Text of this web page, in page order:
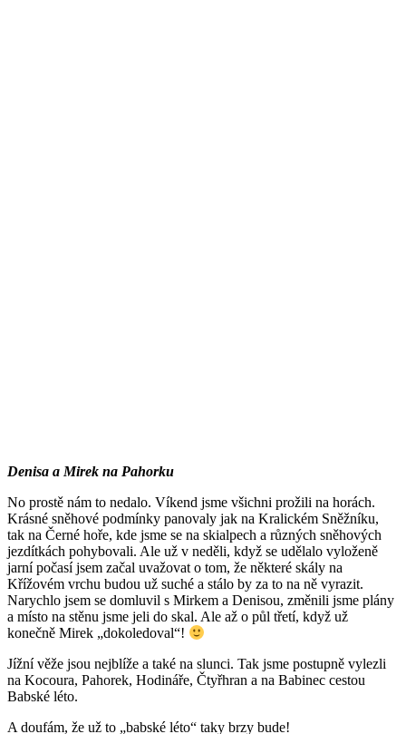
Denisa a Mirek na Pahorku
No prostě nám to nedalo. Víkend jsme všichni prožili na horách.
Krásné sněhové podmínky panovaly jak na Kralickém Sněžníku,
tak na Černé hoře, kde jsme se na skialpech a různých sněhových
jezdítkách pohybovali. Ale už v neděli, když se udělalo vyloženě
jarní počasí jsem začal uvažovat o tom, že některé skály na
Křížovém vrchu budou už suché a stálo by za to na ně vyrazit.
Narychlo jsem se domluvil s Mirkem a Denisou, změnili jsme plány
a místo na stěnu jsme jeli do skal. Ale až o půl třetí, když už
konečně Mirek „dokoledoval“!
Jížní věže jsou nejblíže a také na slunci. Tak jsme postupně vylezli
na Kocoura, Pahorek, Hodináře, Čtyřhran a na Babinec cestou
Babské léto.
A doufám, že už to „babské léto“ taky brzy bude!